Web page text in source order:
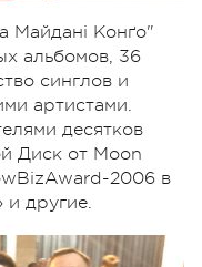
Майдані Конґо"
альбомов, 36
синглов и
артистами.
десятков
Диск от Moon
2006 в
и другие.